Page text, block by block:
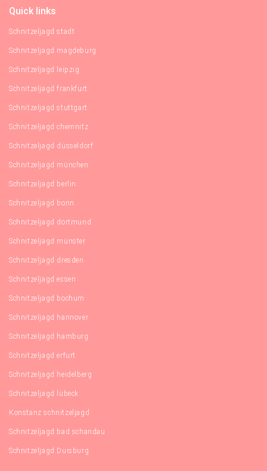
Quick links
Schnitzeljagd stadt
Schnitzeljagd magdeburg
Schnitzeljagd leipzig
Schnitzeljagd frankfurt
Schnitzeljagd stuttgart
Schnitzeljagd chemnitz
Schnitzeljagd düsseldorf
Schnitzeljagd münchen
Schnitzeljagd berlin
Schnitzeljagd bonn
Schnitzeljagd dortmund
Schnitzeljagd münster
Schnitzeljagd dresden
Schnitzeljagd essen
Schnitzeljagd bochum
Schnitzeljagd hannover
Schnitzeljagd hamburg
Schnitzeljagd erfurt
Schnitzeljagd heidelberg
Schnitzeljagd lübeck
Konstanz schnitzeljagd
Schnitzeljagd bad schandau
Schnitzeljagd Duisburg